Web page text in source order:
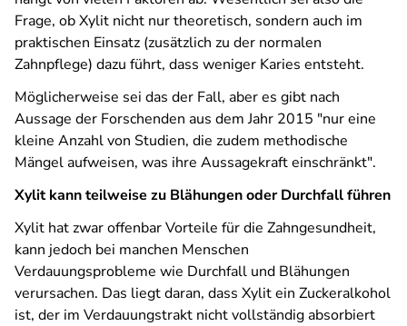
Frage, ob Xylit nicht nur theoretisch, sondern auch im
praktischen Einsatz (zusätzlich zu der normalen
Zahnpflege) dazu führt, dass weniger Karies entsteht.
Möglicherweise sei das der Fall, aber es gibt nach
Aussage der Forschenden aus dem Jahr 2015 "nur eine
kleine Anzahl von Studien, die zudem methodische
Mängel aufweisen, was ihre Aussagekraft einschränkt".
Xylit kann teilweise zu Blähungen oder Durchfall führen
Xylit hat zwar offenbar Vorteile für die Zahngesundheit,
kann jedoch bei manchen Menschen
Verdauungsprobleme wie Durchfall und Blähungen
verursachen. Das liegt daran, dass Xylit ein Zuckeralkohol
ist, der im Verdauungstrakt nicht vollständig absorbiert